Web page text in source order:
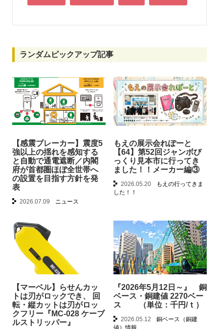
ランダムピックアップ記事
【感震ブレーカー】震度5
強以上の揺れを感知する
と自動で通電遮断／内閣
府が首都圏ほぼ全世帯へ
の設置を目指す方針を発
表
2026.07.09 ニュース
もえの展示会れぽーと
【64】第52回ジャンボび
っくり見本市に行ってき
ました！！メーカー編③
2026.05.20
もえの行ってきま
した！！
【マーベル】らせんカッ
トは刃がロックでき、 回
転・縦カットは刃がロッ
クフリー『MC-028 ケーブ
ルストリッパー』
『2026年5月12日～』 銅
ベース・銅建値 2270ベー
ス （単位：千円/ｔ）
2026.05.12
銅ベース（銅建
値）情報